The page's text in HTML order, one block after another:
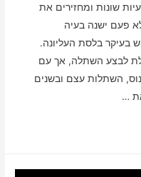
שונות ומחזירים את
פעם ישנה בעיה
בלסת העליונה.
לבצע השתלה, אך עם
השתלות עצם ובשנים
…